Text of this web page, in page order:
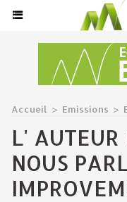
Accueil > Emissions >
L' AUTEUR
NOUS